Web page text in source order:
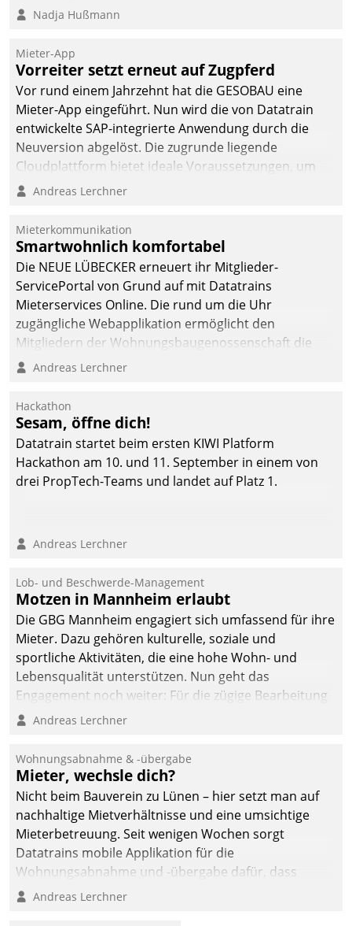
Nadja Hußmann
Mieter-App
Vorreiter setzt erneut auf Zugpferd
Vor rund einem Jahrzehnt hat die GESOBAU eine
Mieter-App eingeführt. Nun wird die von Datatrain
entwickelte SAP-integrierte Anwendung durch die
Neuversion abgelöst. Die zugrunde liegende
Cloudplattform bietet ideale Voraussetzungen, um
die Funktionalität der App zu erweitern und weitere
integrieren.
Andreas Lerchner
Mieterkommunikation
Smartwohnlich komfortabel
Die NEUE LÜBECKER erneuert ihr Mitglieder-
ServicePortal von Grund auf mit Datatrains
Mieterservices Online. Die rund um die Uhr
zugängliche Webapplikation ermöglicht den
Mitgliedern der Wohnungs­bau­genossenschaft die
Kontaktaufnahme per Smartphone, Tablet oder PC.
Andreas Lerchner
Hackathon
Sesam, öffne dich!
Datatrain startet beim ersten KIWI Platform
Hackathon am 10. und 11. September in einem von
drei PropTech-Teams und landet auf Platz 1.
Andreas Lerchner
Lob- und Beschwerde-Management
Motzen in Mannheim erlaubt
Die GBG Mannheim engagiert sich umfassend für ihre
Mieter. Dazu gehören kulturelle, soziale und
sportliche Aktivitäten, die eine hohe Wohn- und
Lebensqualität unterstützen. Nun geht das
Engagement noch weiter: Für die zügige Bearbeitung
von Beschwerden – oder Lob – richtet das
und Beschwerde-Management einen eigenen Kanal
ein.
Andreas Lerchner
Wohnungsabnahme & -übergabe
Mieter, wechsle dich?
Nicht beim Bauverein zu Lünen – hier setzt man auf
nachhaltige Mietverhältnisse und eine umsichtige
Mieterbetreuung. Seit wenigen Wochen sorgt
Datatrains mobile Applikation für die
Wohnungsabnahme und -übergabe dafür, dass
Mieter wohlgeordnet kommen und, so es sein muss,
Andreas Lerchner